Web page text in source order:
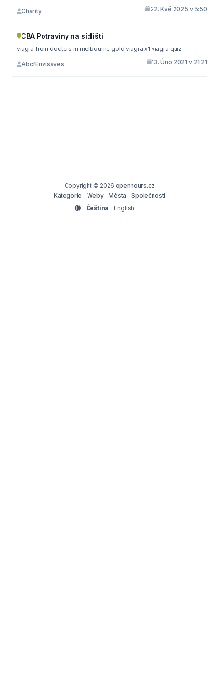
Charity 22. Kvě 2025 v 5:50
CBA Potraviny na sídlišti
viagra from doctors in melbourne gold viagra x1 viagra quiz
AbcfEnvisaves 13. Úno 2021 v 21:21
Copyright © 2026 openhours.cz
Kategorie
Weby Města
Společnosti
Čeština
English